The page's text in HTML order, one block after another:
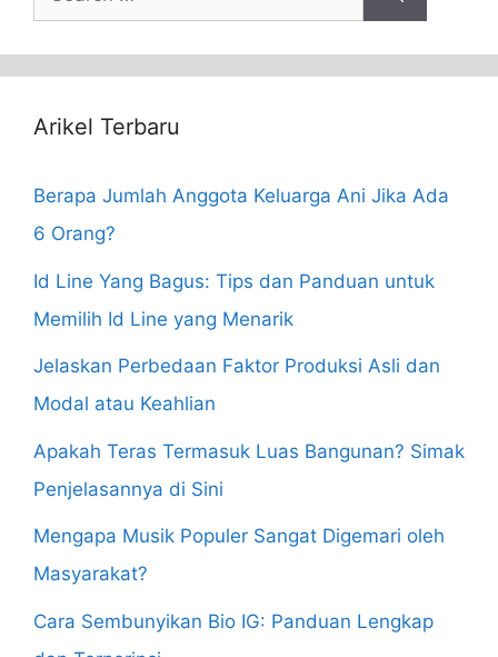
for:
Arikel Terbaru
Berapa Jumlah Anggota Keluarga Ani Jika Ada
6 Orang?
Id Line Yang Bagus: Tips dan Panduan untuk
Memilih Id Line yang Menarik
Jelaskan Perbedaan Faktor Produksi Asli dan
Modal atau Keahlian
Apakah Teras Termasuk Luas Bangunan? Simak
Penjelasannya di Sini
Mengapa Musik Populer Sangat Digemari oleh
Masyarakat?
Cara Sembunyikan Bio IG: Panduan Lengkap